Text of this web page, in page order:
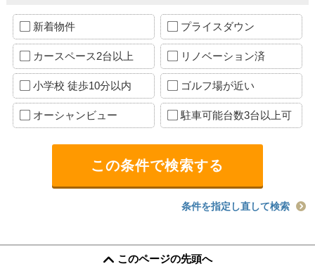
新着物件 プライスダウン
カースペース2台以上 リノベーション済
小学校 徒歩10分以内 ゴルフ場が近い
オーシャンビュー 駐車可能台数3台以上可
条件を指定し直して検索
このページの先頭へ